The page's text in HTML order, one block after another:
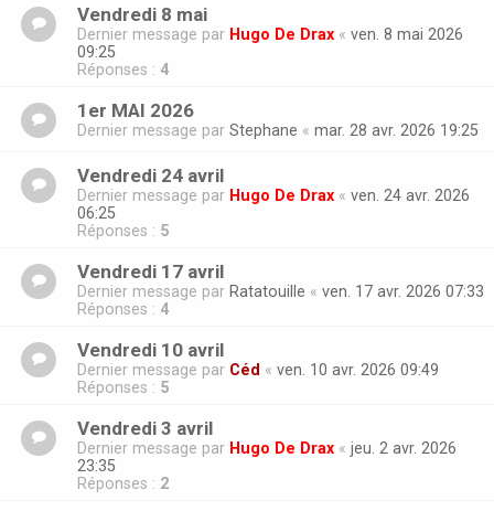
Vendredi 8 mai
Dernier message par Hugo De Drax « ven. 8 mai 2026
09:25
Réponses : 4
1er MAI 2026
Dernier message par Stephane « mar. 28 avr. 2026 19:25
Vendredi 24 avril
Dernier message par Hugo De Drax « ven. 24 avr. 2026
06:25
Réponses : 5
Vendredi 17 avril
Dernier message par Ratatouille « ven. 17 avr. 2026 07:33
Réponses : 4
Vendredi 10 avril
Dernier message par Céd « ven. 10 avr. 2026 09:49
Réponses : 5
Vendredi 3 avril
Dernier message par Hugo De Drax « jeu. 2 avr. 2026
23:35
Réponses : 2